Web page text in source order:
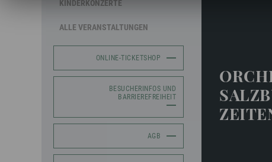
KINDERKONZERTE
ALLE VERANSTALTUNGEN
ONLINE-TICKETSHOP
BESUCHERINFOS UND
BARRIEREFREIHEIT
AGB